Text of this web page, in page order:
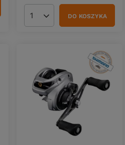
Ilość produktówDO KOSZYKA